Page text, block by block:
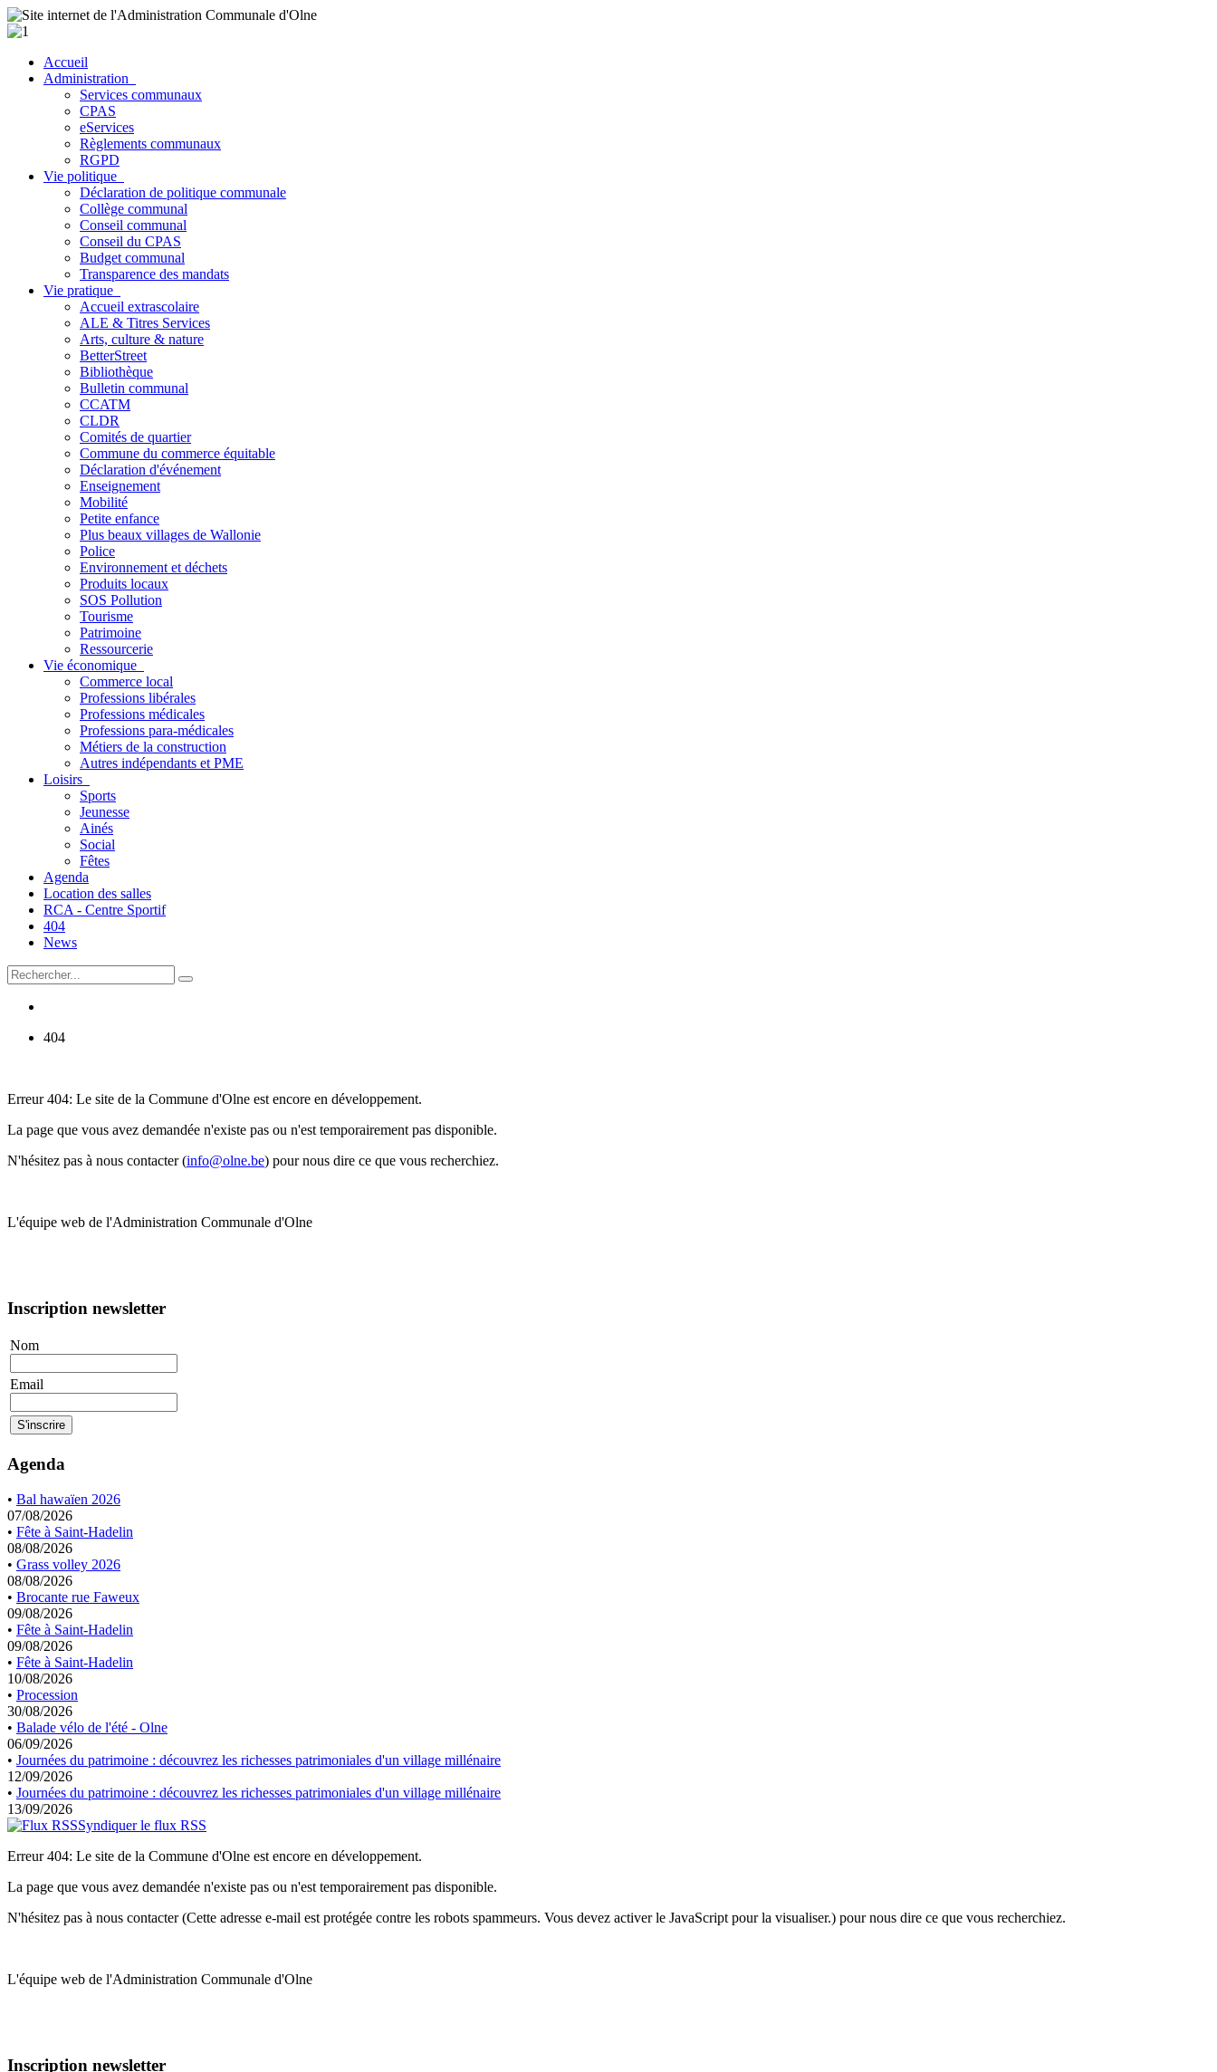
Accueil
Administration
Services communaux
CPAS
eServices
Règlements communaux
RGPD
Vie politique
Déclaration de politique communale
Collège communal
Conseil communal
Conseil du CPAS
Budget communal
Transparence des mandats
Vie pratique
Accueil extrascolaire
ALE & Titres Services
Arts, culture & nature
BetterStreet
Bibliothèque
Bulletin communal
CCATM
CLDR
Comités de quartier
Commune du commerce équitable
Déclaration d'événement
Enseignement
Mobilité
Petite enfance
Plus beaux villages de Wallonie
Police
Environnement et déchets
Produits locaux
SOS Pollution
Tourisme
Patrimoine
Ressourcerie
Vie économique
Commerce local
Professions libérales
Professions médicales
Professions para-médicales
Métiers de la construction
Autres indépendants et PME
Loisirs
Sports
Jeunesse
Ainés
Social
Fêtes
Agenda
Location des salles
RCA - Centre Sportif
404
News
404
Erreur 404: Le site de la Commune d'Olne est encore en développement.
La page que vous avez demandée n'existe pas ou n'est temporairement pas disponible.
N'hésitez pas à nous contacter (info@olne.be) pour nous dire ce que vous recherchiez.
L'équipe web de l'Administration Communale d'Olne
Inscription newsletter
Nom
Email
Agenda
• Bal hawaïen 2026
07/08/2026
• Fête à Saint-Hadelin
08/08/2026
• Grass volley 2026
08/08/2026
• Brocante rue Faweux
09/08/2026
• Fête à Saint-Hadelin
09/08/2026
• Fête à Saint-Hadelin
10/08/2026
• Procession
30/08/2026
• Balade vélo de l'été - Olne
06/09/2026
• Journées du patrimoine : découvrez les richesses patrimoniales d'un village millénaire
12/09/2026
• Journées du patrimoine : découvrez les richesses patrimoniales d'un village millénaire
13/09/2026
Syndiquer le flux RSS
Erreur 404: Le site de la Commune d'Olne est encore en développement.
La page que vous avez demandée n'existe pas ou n'est temporairement pas disponible.
N'hésitez pas à nous contacter (Cette adresse e-mail est protégée contre les robots spammeurs. Vous devez activer le JavaScript pour la visualiser.) pour nous dire ce que vous recherchiez.
L'équipe web de l'Administration Communale d'Olne
Inscription newsletter